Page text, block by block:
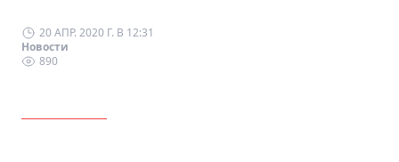
20 АПР. 2020 Г. В 12:31
Новости
890